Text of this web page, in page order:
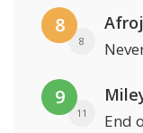
8
8
9
11 End